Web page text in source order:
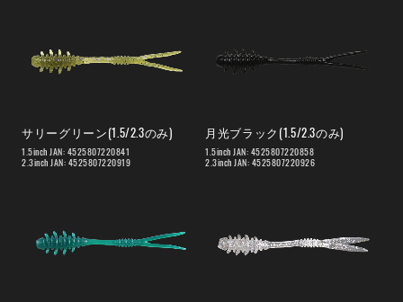
サリーグリーン(1.5/2.3のみ)
1.5inch JAN: 4525807220841
2.3inch JAN: 4525807220919
月光ブラック(1.5/2.3のみ)
1.5inch JAN: 4525807220858
2.3inch JAN: 4525807220926